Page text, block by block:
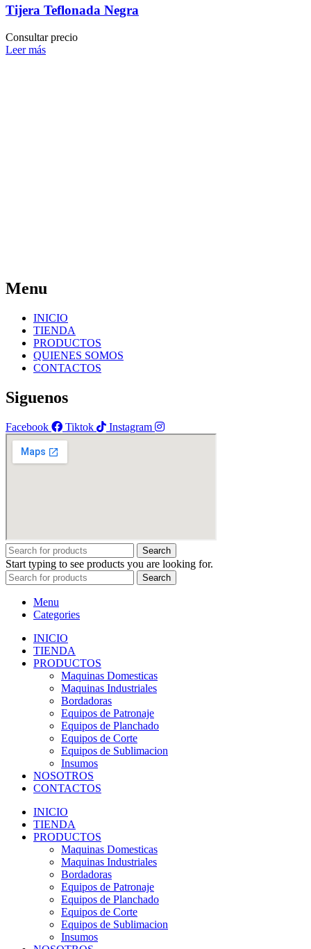
Tijera Teflonada Negra
Consultar precio
Leer más
Menu
INICIO
TIENDA
PRODUCTOS
QUIENES SOMOS
CONTACTOS
Siguenos
Facebook Tiktok Instagram
Search
Start typing to see products you are looking for.
Search
Menu
Categories
INICIO
TIENDA
PRODUCTOS
Maquinas Domesticas
Maquinas Industriales
Bordadoras
Equipos de Patronaje
Equipos de Planchado
Equipos de Corte
Equipos de Sublimacion
Insumos
NOSOTROS
CONTACTOS
INICIO
TIENDA
PRODUCTOS
Maquinas Domesticas
Maquinas Industriales
Bordadoras
Equipos de Patronaje
Equipos de Planchado
Equipos de Corte
Equipos de Sublimacion
Insumos